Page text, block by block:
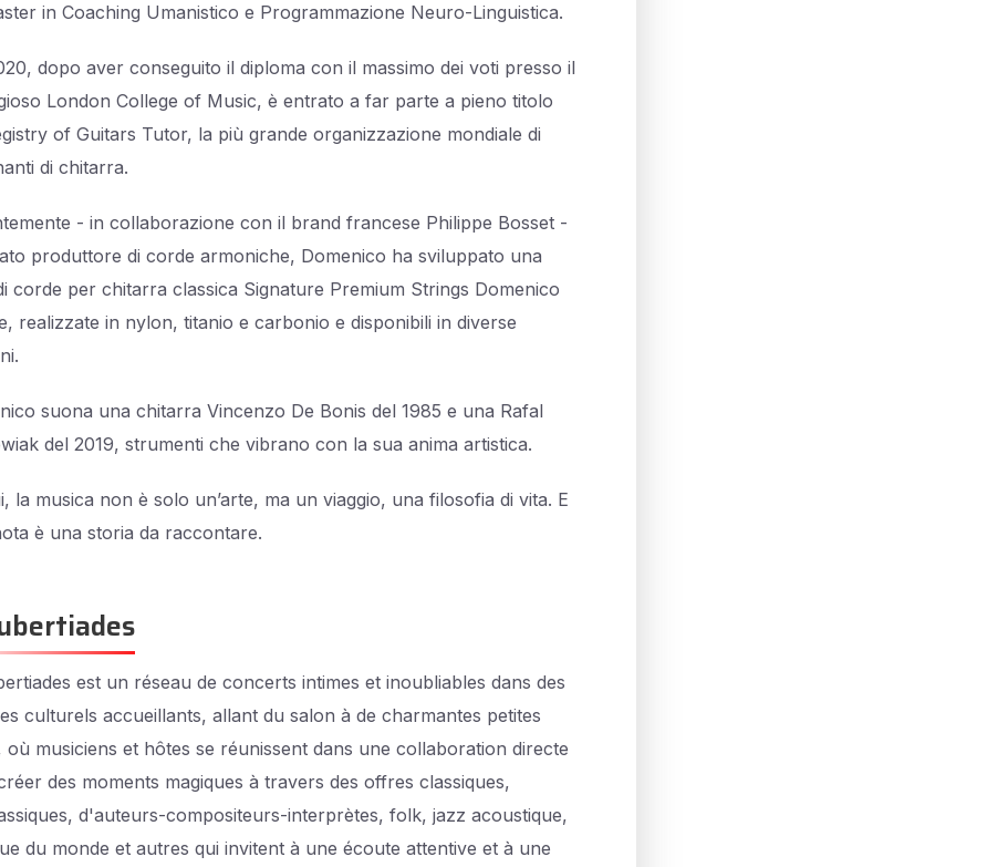
in Coaching Umanistico e Programmazione Neuro-Linguistica.
dopo aver conseguito il diploma con il massimo dei voti presso il
London College of Music, è entrato a far parte a pieno titolo
of Guitars Tutor, la più grande organizzazione mondiale di
di chitarra.
- in collaborazione con il brand francese Philippe Bosset -
produttore di corde armoniche, Domenico ha sviluppato una
corde per chitarra classica Signature Premium Strings Domenico
realizzate in nylon, titanio e carbonio e disponibili in diverse
suona una chitarra Vincenzo De Bonis del 1985 e una Rafal
del 2019, strumenti che vibrano con la sua anima artistica.
la musica non è solo un’arte, ma un viaggio, una filosofia di vita. E
è una storia da raccontare.
est un réseau de concerts intimes et inoubliables dans des
culturels accueillants, allant du salon à de charmantes petites
où musiciens et hôtes se réunissent dans une collaboration directe
des moments magiques à travers des offres classiques,
d'auteurs-compositeurs-interprètes, folk, jazz acoustique,
du monde et autres qui invitent à une écoute attentive et à une